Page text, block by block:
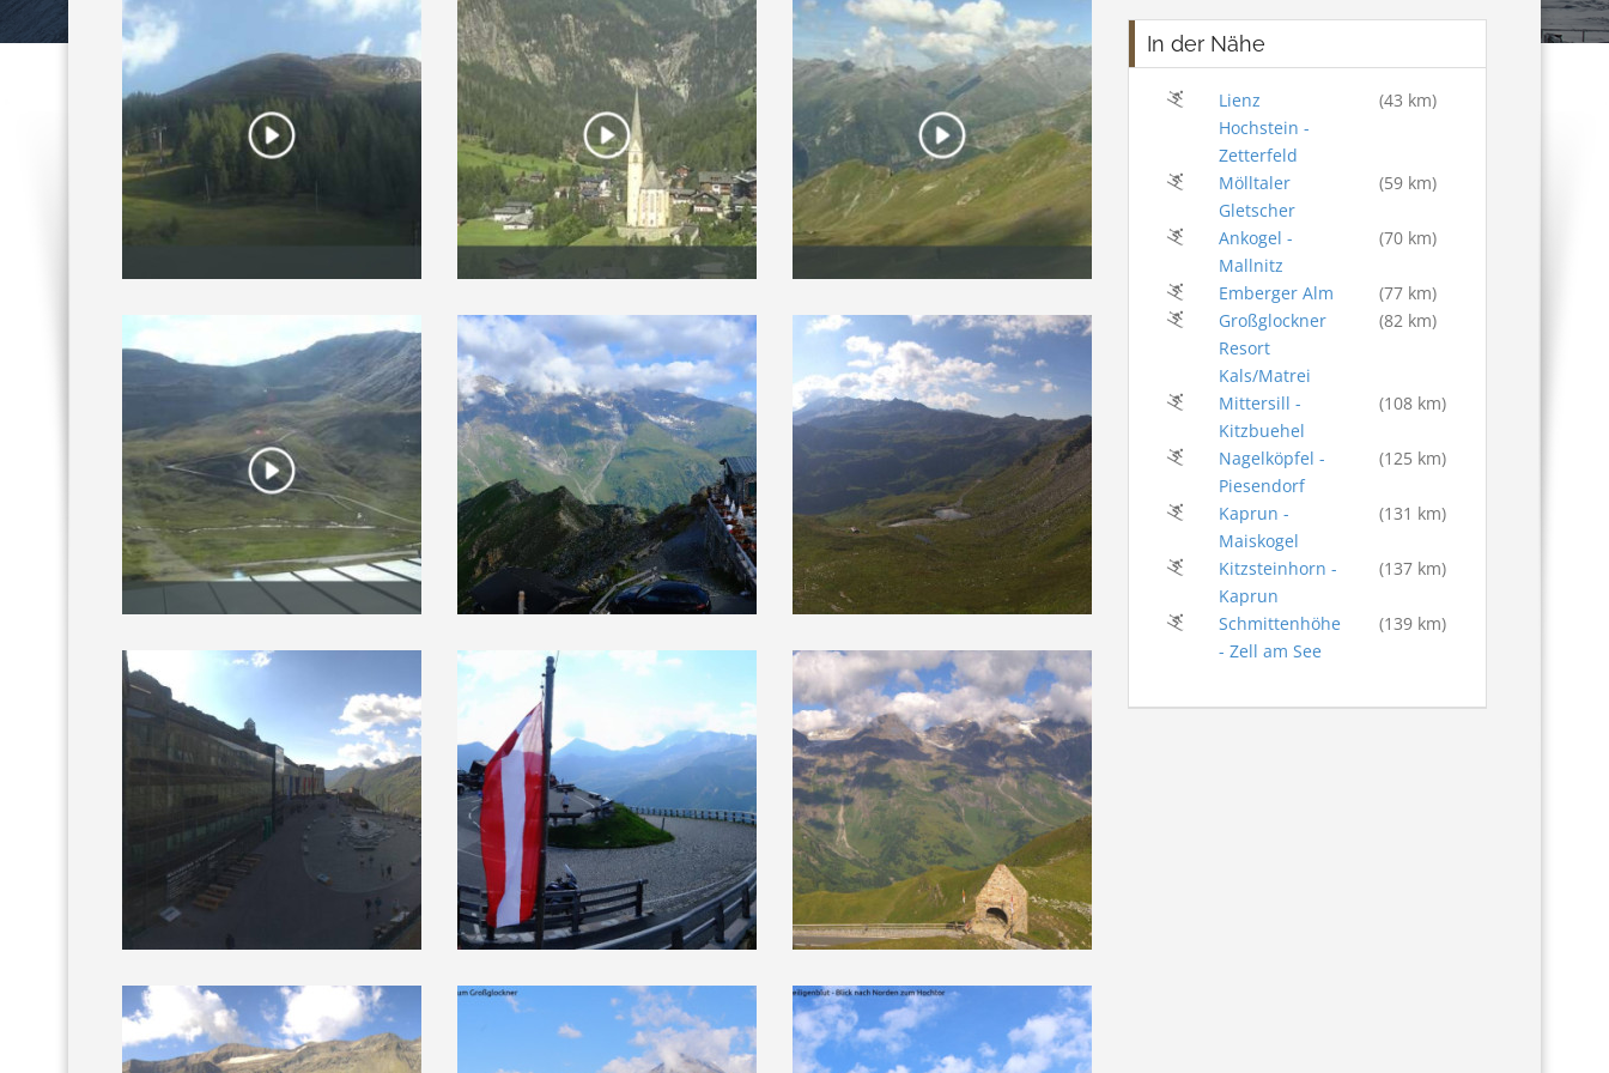
In der Nähe
Lienz
Hochstein -
Zetterfeld
(43 km)
Mölltaler
Gletscher
(59 km)
Ankogel -
Mallnitz
(70 km)
Emberger Alm
(77 km)
Großglockner
Resort
Kals/Matrei
(82 km)
Mittersill -
Kitzbuehel
(108 km)
Nagelköpfel -
Piesendorf
(125 km)
Kaprun -
Maiskogel
(131 km)
Kitzsteinhorn -
Kaprun
(137 km)
Schmittenhöhe
- Zell am See
(139 km)